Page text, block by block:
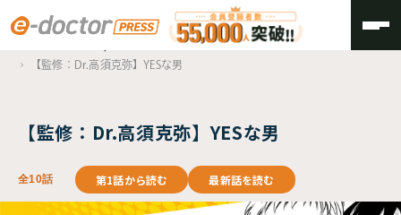
TOP
【監修：Dr.高須克弥】YESな男
【監修：Dr.高須克弥】YESな男
全10話 第1話から読む 最新話を読む